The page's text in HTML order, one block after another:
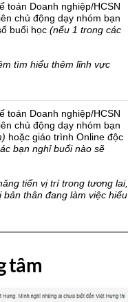
toán Doanh nghiệp/HCSN
chủ động dạy nhóm bạn
buổi học (nếu 1 trong các
tìm hiểu thêm lĩnh vực
toán Doanh nghiệp/HCSN
chủ động dạy nhóm bạn
hoặc giáo trình Online độc
bạn nghỉ buổi nào sẽ
tiến vị trí trong tương lai,
thân đang làm việc hiểu
tâm